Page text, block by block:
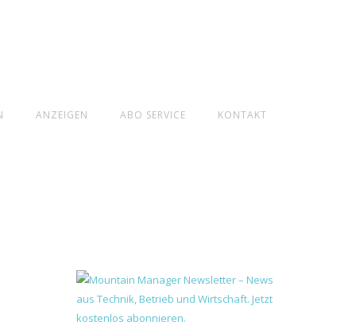
ANZEIGEN ABO SERVICE KONTAKT